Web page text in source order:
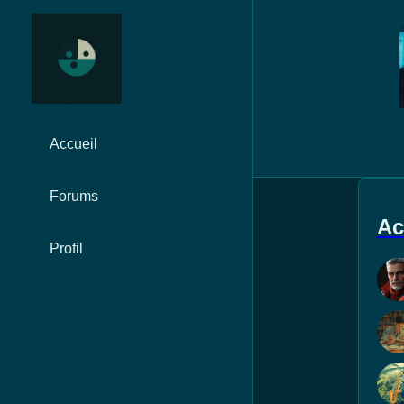
Accueil
Forums
Profil